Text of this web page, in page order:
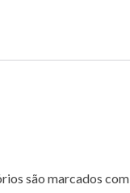
são marcados com